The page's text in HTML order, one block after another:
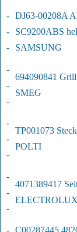
-
-
-
DJ63-00208A
SC9200ABS
SAMSUNG
-
-
-
694090841
SMEG
-
-
-
TP001073
POLTI
-
-
-
4071389417
- C00287445